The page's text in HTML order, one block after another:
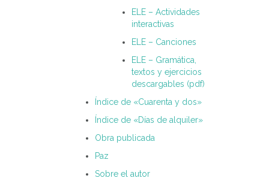
ELE – Actividades
interactivas
ELE – Canciones
ELE – Gramática,
textos y ejercicios
descargables (pdf)
Índice de «Cuarenta y dos»
Índice de «Días de alquiler»
Obra publicada
Paz
Sobre el autor